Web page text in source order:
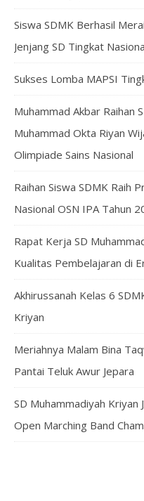
Siswa SDMK Berhasil
Jenjang SD Tingkat
Sukses Lomba MAPSI
Muhammad Akbar Raihan
Muhammad Okta Riyan
Olimpiade Sains Nasional
Raihan Siswa SDMK Raih
Nasional OSN IPA Tahun
Rapat Kerja SD
Kualitas Pembelajaran di
Akhirussanah Kelas 6
Kriyan
Meriahnya Malam Bina
Pantai Teluk Awur Jepara
SD Muhammadiyah
Open Marching Band